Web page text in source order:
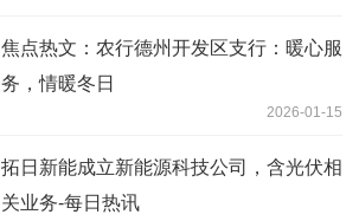
焦点热文：农行德州开发区支行：暖心服
务，情暖冬日
2026-01-15
拓日新能成立新能源科技公司，含光伏相
关业务-每日热讯